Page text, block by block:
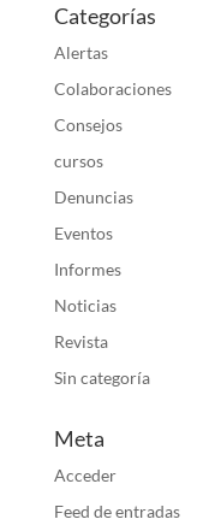
Categorías
Alertas
Colaboraciones
Consejos
cursos
Denuncias
Eventos
Informes
Noticias
Revista
Sin categoría
Meta
Acceder
Feed de entradas